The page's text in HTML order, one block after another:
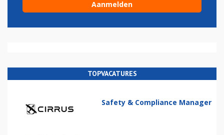
TOPVACATURES
Safety & Compliance Manager